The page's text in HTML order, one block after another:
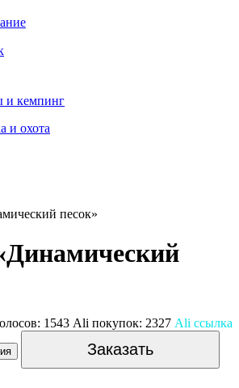
и кемпинг
и охота
песок»
1543 Ali покупок: 2327 Ali ссылка
Заказать